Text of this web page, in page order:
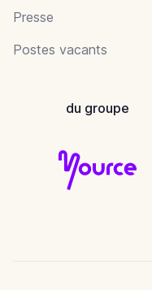
Presse
Postes vacants
du groupe